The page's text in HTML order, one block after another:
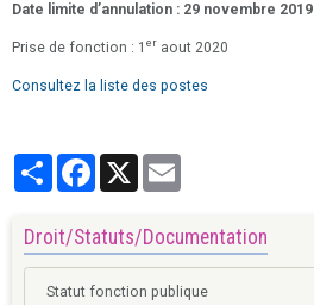
Date limite d’annulation : 29 novembre 2019
Prise de fonction : 1 er aout 2020
Consultez la liste des postes
PartagerFacebook
Droit/Statuts/Documentation
Statut fonction publique